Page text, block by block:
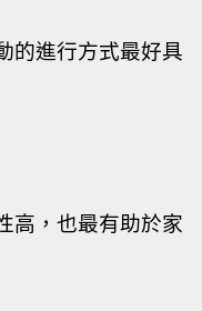
的進行方式最好具
高，也最有助於家